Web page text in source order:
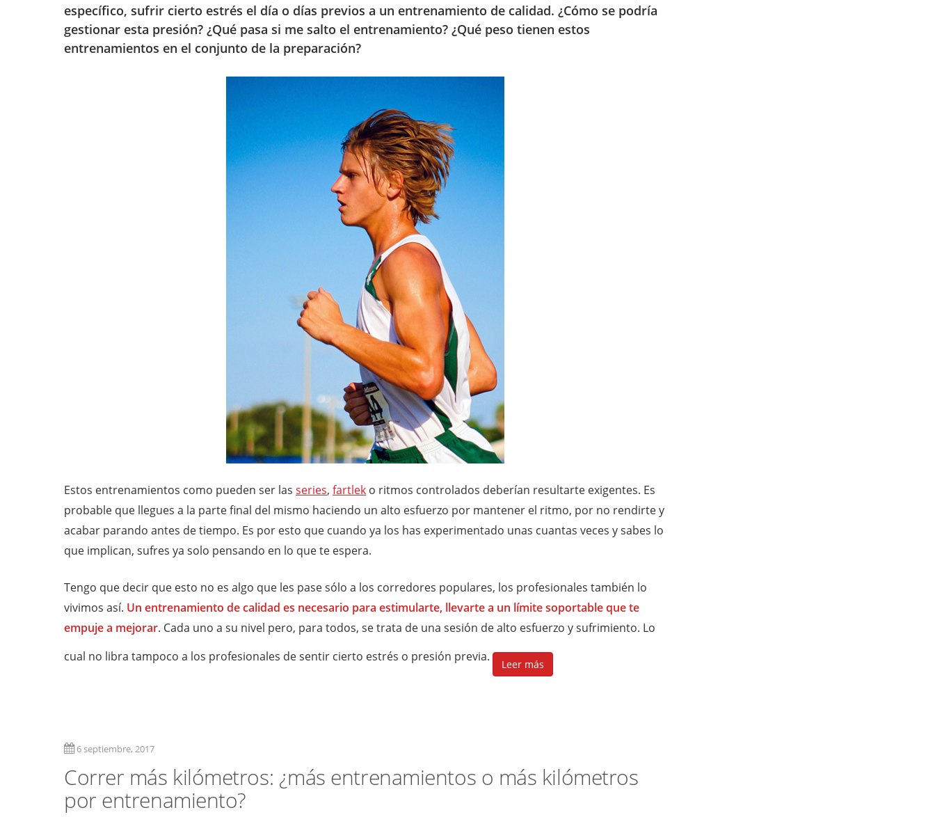
específico, sufrir cierto estrés el día o días previos a un entrenamiento de calidad. ¿Cómo se podría
gestionar esta presión? ¿Qué pasa si me salto el entrenamiento? ¿Qué peso tienen estos
entrenamientos en el conjunto de la preparación?
Estos entrenamientos como pueden ser las series, fartlek o ritmos controlados deberían resultarte exigentes. Es
probable que llegues a la parte final del mismo haciendo un alto esfuerzo por mantener el ritmo, por no rendirte y
acabar parando antes de tiempo. Es por esto que cuando ya los has experimentado unas cuantas veces y sabes lo
que implican, sufres ya solo pensando en lo que te espera.
Tengo que decir que esto no es algo que les pase sólo a los corredores populares, los profesionales también lo
vivimos así. Un entrenamiento de calidad es necesario para estimularte, llevarte a un límite soportable que te
empuje a mejorar. Cada uno a su nivel pero, para todos, se trata de una sesión de alto esfuerzo y sufrimiento. Lo
cual no libra tampoco a los profesionales de sentir cierto estrés o presión previa.
Leer más
6 septiembre, 2017
Correr más kilómetros: ¿más entrenamientos o más kilómetros
por entrenamiento?